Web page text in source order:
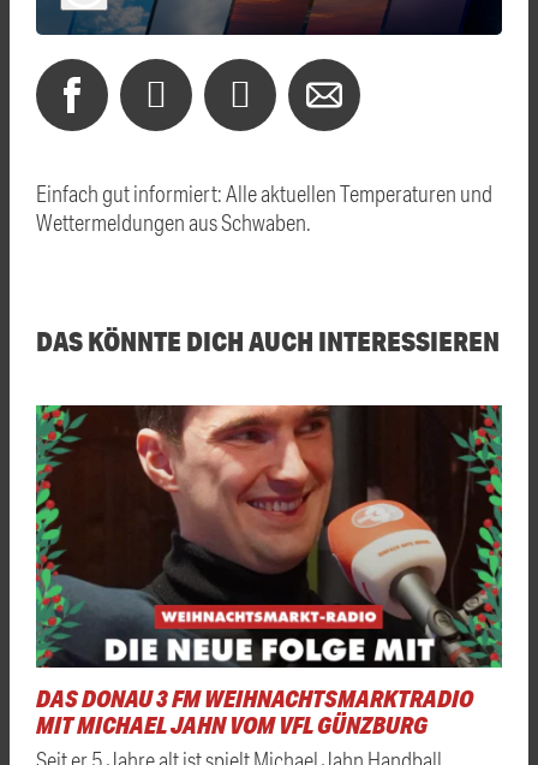
Einfach gut informiert: Alle aktuellen Temperaturen und
Wettermeldungen aus Schwaben.
DAS KÖNNTE DICH AUCH INTERESSIEREN
DAS DONAU 3 FM WEIHNACHTSMARKTRADIO
MIT MICHAEL JAHN VOM VFL GÜNZBURG